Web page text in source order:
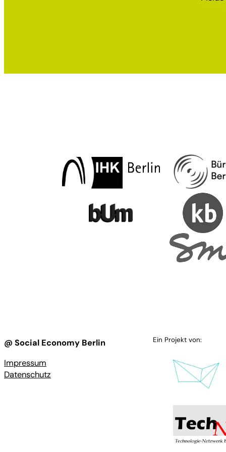
@ Social Economy Berlin
Impressum
Datenschutz
Ein Projekt von: